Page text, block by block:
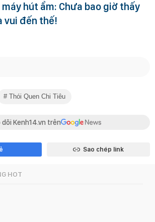
máy hút ẩm: Chưa bao giờ thấy
vui đến thế!
Thói Quen Chi Tiêu
dõi Kenh14.vn trên
Sao chép link
HOT